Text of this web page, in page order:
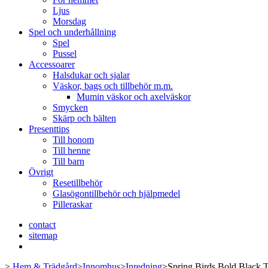
Ljus
Morsdag
Spel och underhållning
Spel
Pussel
Accessoarer
Halsdukar och sjalar
Väskor, bags och tillbehör m.m.
Mumin väskor och axelväskor
Smycken
Skärp och bälten
Presenttips
Till honom
Till henne
Till barn
Övrigt
Resetillbehör
Glasögontillbehör och hjälpmedel
Pilleraskar
contact
sitemap